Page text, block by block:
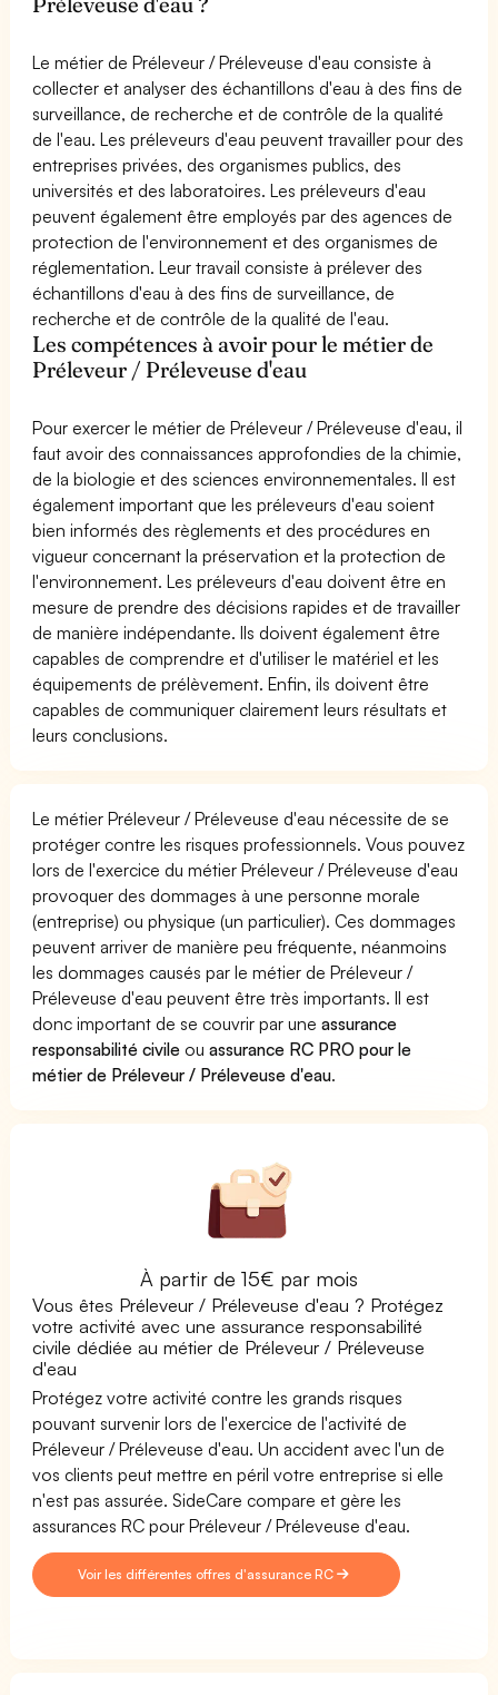
Le métier de Préleveur / Préleveuse d'eau consiste à
collecter et analyser des échantillons d'eau à des fins de
surveillance, de recherche et de contrôle de la qualité
de l'eau. Les préleveurs d'eau peuvent travailler pour des
entreprises privées, des organismes publics, des
universités et des laboratoires. Les préleveurs d'eau
peuvent également être employés par des agences de
protection de l'environnement et des organismes de
réglementation. Leur travail consiste à prélever des
échantillons d'eau à des fins de surveillance, de
recherche et de contrôle de la qualité de l'eau.
Les compétences à avoir pour le métier de
Préleveur / Préleveuse d'eau
Pour exercer le métier de Préleveur / Préleveuse d'eau, il
faut avoir des connaissances approfondies de la chimie,
de la biologie et des sciences environnementales. Il est
également important que les préleveurs d'eau soient
bien informés des règlements et des procédures en
vigueur concernant la préservation et la protection de
l'environnement. Les préleveurs d'eau doivent être en
mesure de prendre des décisions rapides et de travailler
de manière indépendante. Ils doivent également être
capables de comprendre et d'utiliser le matériel et les
équipements de prélèvement. Enfin, ils doivent être
capables de communiquer clairement leurs résultats et
leurs conclusions.
Le métier Préleveur / Préleveuse d'eau nécessite de se
protéger contre les risques professionnels. Vous pouvez
lors de l'exercice du métier Préleveur / Préleveuse d'eau
provoquer des dommages à une personne morale
(entreprise) ou physique (un particulier). Ces dommages
peuvent arriver de manière peu fréquente, néanmoins
les dommages causés par le métier de Préleveur /
Préleveuse d'eau peuvent être très importants. Il est
donc important de se couvrir par uneassurance
responsabilité civile ouassurance RC PRO pour le
métier de Préleveur / Préleveuse d'eau.
À partir de 15€ par mois
Vous êtes Préleveur / Préleveuse d'eau ? Protégez
votre activité avec une assurance responsabilité
civile dédiée au métier de Préleveur / Préleveuse
d'eau
Protégez votre activité contre les grands risques
pouvant survenir lors de l'exercice de l'activité de
Préleveur / Préleveuse d'eau. Un accident avec l'un de
vos clients peut mettre en péril votre entreprise si elle
n'est pas assurée. SideCare compare et gère les
assurances RC pour Préleveur / Préleveuse d'eau.
Voir les différentes offres d'assurance RC